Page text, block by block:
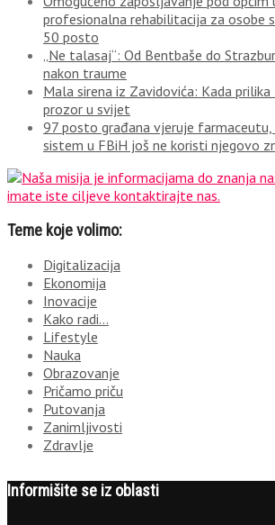
profesionalna rehabilitacija za osobe
50 posto
„Ne talasaj“: Od Bentbaše do
nakon traume
Mala sirena iz Zavidovića: Kada
prozor u svijet
97 posto građana vjeruje
sistem u FBiH još ne koristi njegovo
Teme koje volimo:
Digitalizacija
Ekonomija
Inovacije
Kako radi…
Lifestyle
Nauka
Obrazovanje
Pričamo priču
Putovanja
Zanimljivosti
Zdravlje
Informišite se iz oblasti